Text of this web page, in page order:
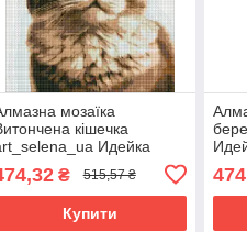
мозаїка
кішечка
Идейка
₴ 515,57 ₴
Купити